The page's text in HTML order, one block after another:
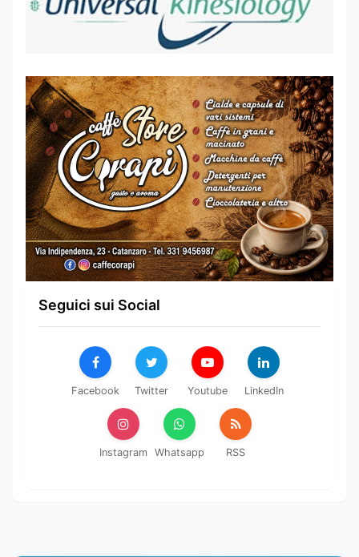
Seguici sui Social
Facebook Twitter Youtube LinkedIn
Instagram Whatsapp RSS